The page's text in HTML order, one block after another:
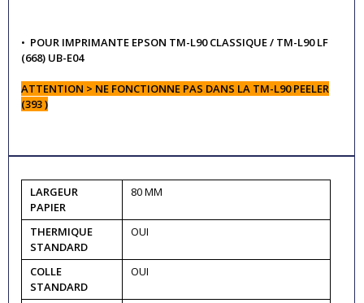
• POUR IMPRIMANTE EPSON TM-L90 CLASSIQUE / TM-L90 LF
(668) UB-E04
ATTENTION > NE FONCTIONNE PAS DANS LA TM-L90 PEELER
(393 )
LARGEUR
PAPIER
80 MM
THERMIQUE
STANDARD
OUI
COLLE
STANDARD
OUI